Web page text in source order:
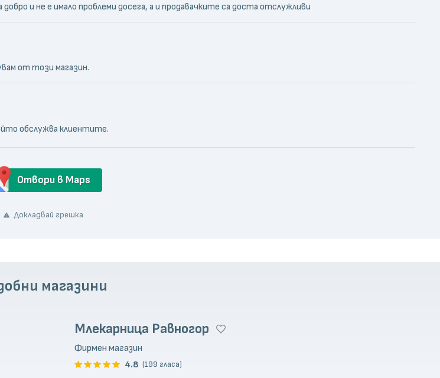
и не е имало проблеми досега, а и продавачките са доста отслужливи
от този магазин.
обслужва клиентите.
Отвори в Maps
Докладвай грешка
магазини
Млекарница Равногор
Фирмен магазин
4.8 (199 гласа)